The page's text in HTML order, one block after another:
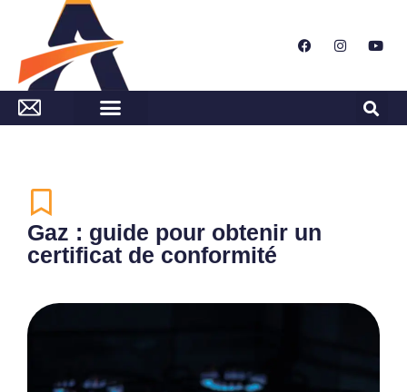
Gaz : guide pour obtenir un
certificat de conformité